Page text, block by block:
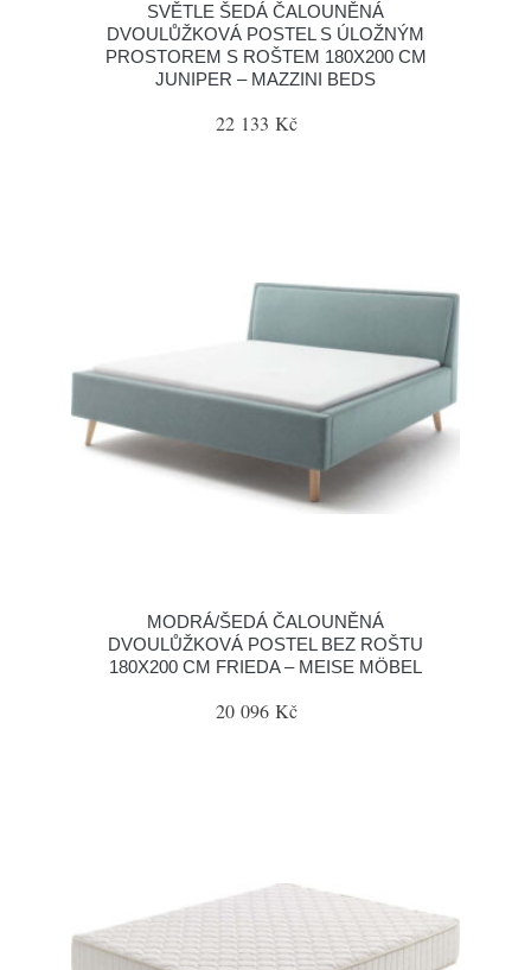
SVĚTLE ŠEDÁ ČALOUNĚNÁ
DVOULŮŽKOVÁ POSTEL S ÚLOŽNÝM
PROSTOREM S ROŠTEM 180X200 CM
JUNIPER – MAZZINI BEDS
22 133 Kč
MODRÁ/ŠEDÁ ČALOUNĚNÁ
DVOULŮŽKOVÁ POSTEL BEZ ROŠTU
180X200 CM FRIEDA – MEISE MÖBEL
20 096 Kč